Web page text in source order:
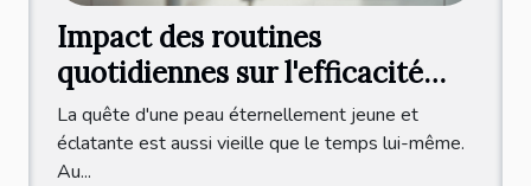
Impact des routines
quotidiennes sur l'efficacité
des sérums anti-âge
La quête d'une peau éternellement jeune et
éclatante est aussi vieille que le temps lui-même.
Au...